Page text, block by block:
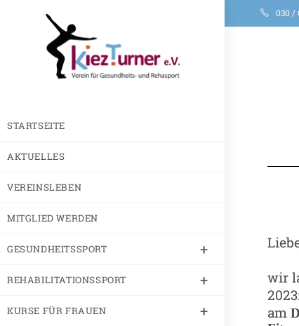
030 /
STARTSEITE
AKTUELLES
VEREINSLEBEN
MITGLIED WERDEN
GESUNDHEITSSPORT
REHABILITATIONSSPORT
KURSE FÜR FRAUEN
wir
am